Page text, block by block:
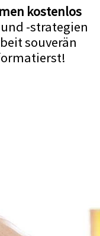
kostenlos
-strategien
souverän